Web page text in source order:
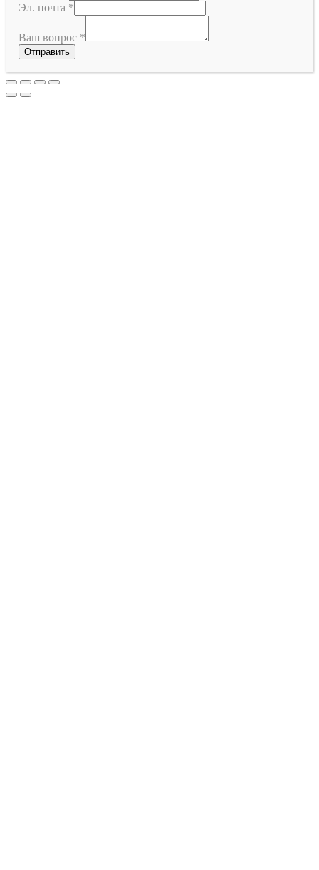
Эл. почта *
Ваш вопрос *
Отправить